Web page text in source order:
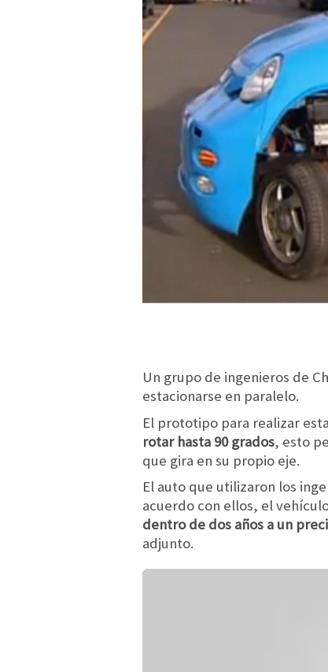
Un grupo de ingenieros de
estacionarse en paralelo.
El prototipo para realizar
rotar hasta 90 grados, esto
que gira en su propio eje.
El auto que utilizaron los
acuerdo con ellos, el
dentro de dos años a un
adjunto.